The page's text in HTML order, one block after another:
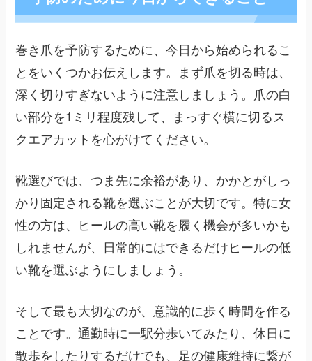
巻き爪を予防するために、今日から始められるこ
とをいくつかお伝えします。まず爪を切る時は、
深く切りすぎないように注意しましょう。爪の白
い部分を1ミリ程度残して、まっすぐ横に切るス
クエアカットを心がけてください。
靴選びでは、つま先に余裕があり、かかとがしっ
かり固定される靴を選ぶことが大切です。特に女
性の方は、ヒールの高い靴を履く機会が多いかも
しれませんが、日常的にはできるだけヒールの低
い靴を選ぶようにしましょう。
そして最も大切なのが、意識的に歩く時間を作る
ことです。通勤時に一駅分歩いてみたり、休日に
散歩をしたりするだけでも、足の健康維持に繋が